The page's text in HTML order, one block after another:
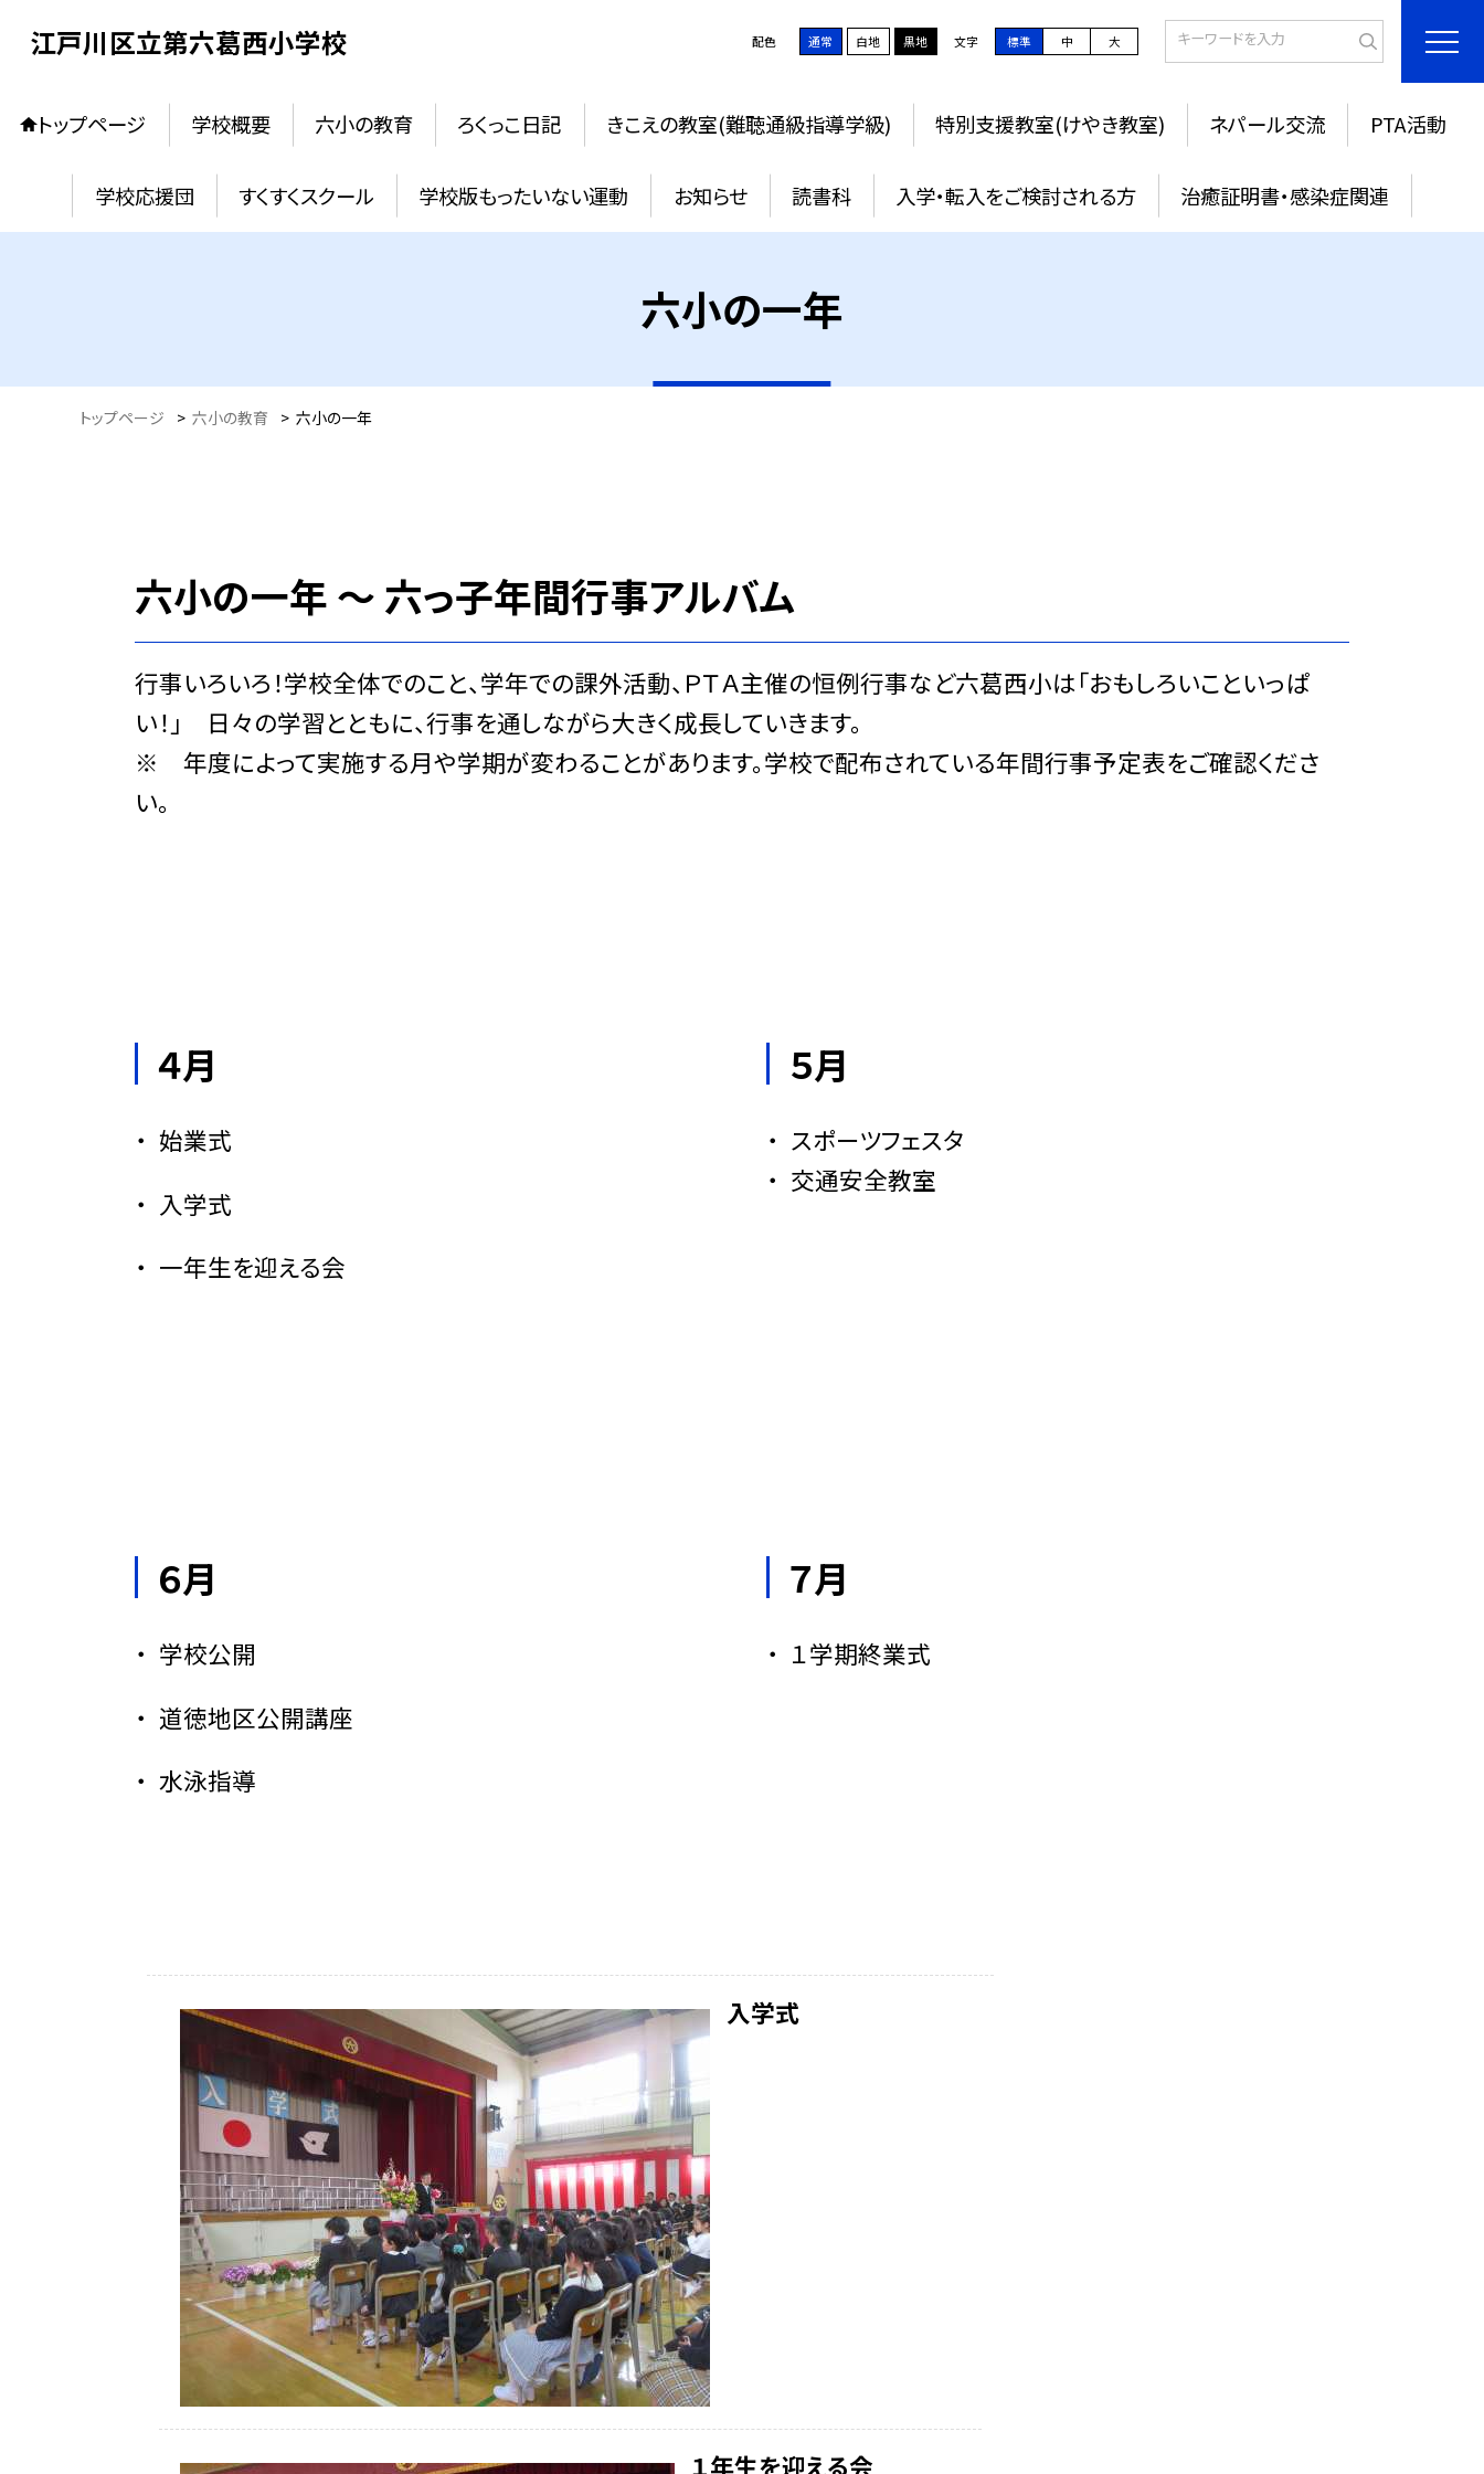
江戸川区立第六葛西小学校 配色 通常 白地 黒地 文字 標準 中 大
トップページ 学校概要 六小の教育 ろくっこ日記 きこえの教室(難聴通級指導学級) 特別支援教室(けやき教室) ネパール交流 PTA活動
学校応援団 すくすくスクール 学校版もったいない運動 お知らせ 読書科 入学・転入をご検討される方 治癒証明書・感染症関連
六小の一年
トップページ > 六小の教育 > 六小の一年
六小の一年 〜 六っ子年間行事アルバム
行事いろいろ！学校全体でのこと、学年での課外活動、ＰＴＡ主催の恒例行事など六葛西小は「おもしろいこといっぱ
い！」 日々の学習とともに、行事を通しながら大きく成長していきます。
※ 年度によって実施する月や学期が変わることがあります。学校で配布されている年間行事予定表をご確認くださ
い。
４月
始業式
入学式
一年生を迎える会
５月
スポーツフェスタ
交通安全教室
６月
学校公開
道徳地区公開講座
水泳指導
７月
１学期終業式
入学式
１年生を迎える会